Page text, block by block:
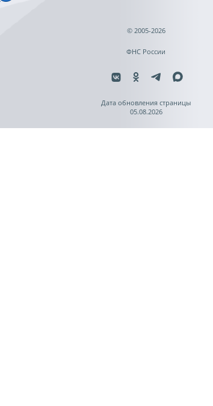
© 2005-2026
ФНС России
Дата обновления страницы
05.08.2026